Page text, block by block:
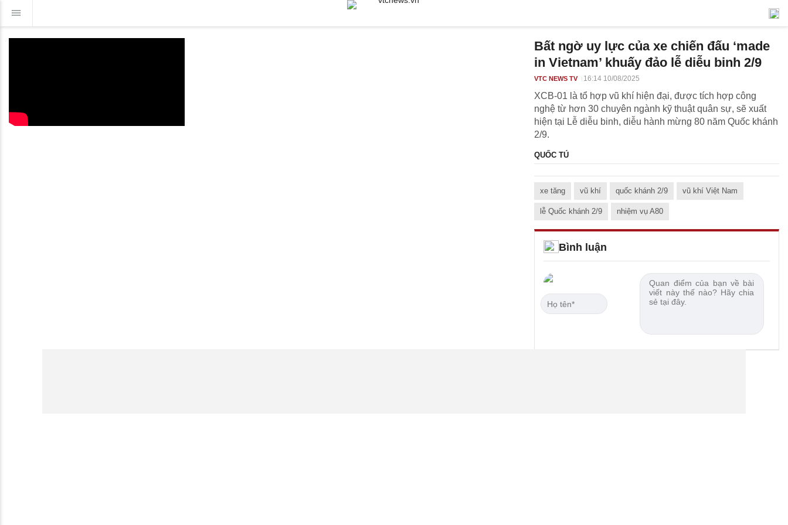
Bất ngờ uy lực của xe chiến đấu ‘made
in Vietnam’ khuấy đảo lễ diễu binh 2/9
VTC NEWS TV 16:14 10/08/2025
XCB-01 là tổ hợp vũ khí hiện đại, được tích hợp công
nghệ từ hơn 30 chuyên ngành kỹ thuật quân sự, sẽ xuất
hiện tại Lễ diễu binh, diễu hành mừng 80 năm Quốc khánh
2/9.
QUỐC TÚ
xe tăng vũ khí quốc khánh 2/9 vũ khí Việt Nam
lễ Quốc khánh 2/9 nhiệm vụ A80
Bình luận